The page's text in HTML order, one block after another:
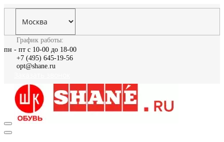
График работы:
пн - пт с 10-00 до 18-00
+7 (495) 645-19-56
opt@shane.ru